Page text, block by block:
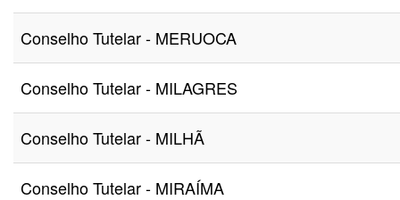
Conselho Tutelar - MERUOCA
Conselho Tutelar - MILAGRES
Conselho Tutelar - MILHÃ
Conselho Tutelar - MIRAÍMA